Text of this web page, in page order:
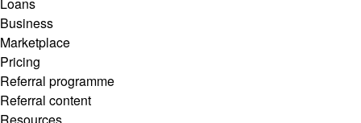
Loans
Business
Marketplace
Pricing
Referral programme
Referral content